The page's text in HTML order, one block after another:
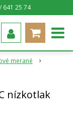
641 25 74
merané
nízkotlak